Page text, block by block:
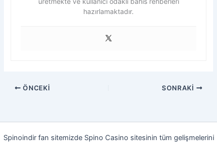
hazırlamaktadır.
ÖNCEKI SONRAKI
Spinoindir fan sitemizde Spino Casino sitesinin tüm gelişmelerini